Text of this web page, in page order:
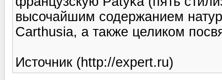
высочайшим содержанием
Carthusia, а также целиком
Источник (http://expert.ru)